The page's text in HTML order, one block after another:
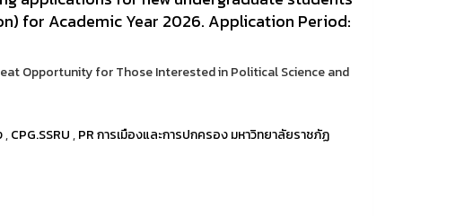
for Academic Year 2026. Application Period:
Opportunity for Those Interested in Political Science and
,CPG.SSRU,PR การเมืองและการปกครอง มหาวิทยาลัยราชภัฏ